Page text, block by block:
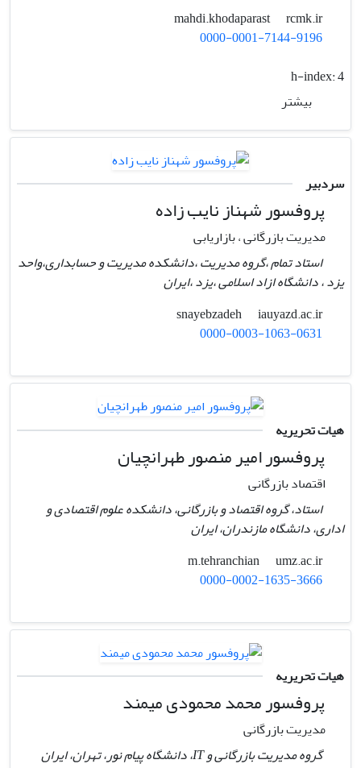
mahdi.khodaparast
rcmk.ir
0000-0001-7144-9196
h-index:4
بیشتر
سردبیر
پروفسور شهناز نایب زاده
مدیریت بازرگانی ، بازاریابی
استاد تمام ،گروه مدیریت ،دانشکده مدیریت و حسابداری،واحد
یزد ، دانشگاه ازاد اسلامی ،یزد ،ایران
snayebzadeh
iauyazd.ac.ir
0000-0003-1063-0631
هیات تحریریه
پروفسور امیر منصور طهرانچیان
اقتصاد بازرگانی
استاد، گروه اقتصاد و بازرگانی، دانشکده علوم اقتصادی و
اداری، دانشگاه مازندران، ایران
m.tehranchian
umz.ac.ir
0000-0002-1635-3666
هیات تحریریه
پروفسور محمد محمودی میمند
مدیریت بازرگانی
گروه مدیریت بازرگانی و IT، دانشگاه پیام نور، تهران، ایران